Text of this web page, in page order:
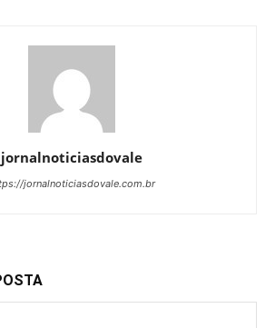
jornalnoticiasdovale
jornalnoticiasdovale.com.br